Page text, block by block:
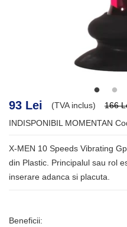
93 Lei (TVA inclus) 166
INDISPONIBIL MOMENTAN
X-MEN 10 Speeds Vibrating
din Plastic. Principalul sau rol
inserare adanca si placuta.
Beneficii: